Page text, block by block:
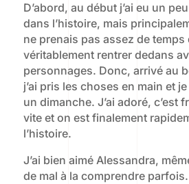
D’abord, au début j’ai eu un
dans l’histoire, mais
ne prenais pas assez de
véritablement rentrer dedans
personnages. Donc, arrivé au
j’ai pris les choses en main et je
un dimanche. J’ai adoré, c’est
vite et on est finalement
l’histoire.
J’ai bien aimé Alessandra,
de mal à la comprendre parfois.